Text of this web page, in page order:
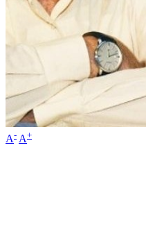
A- A+